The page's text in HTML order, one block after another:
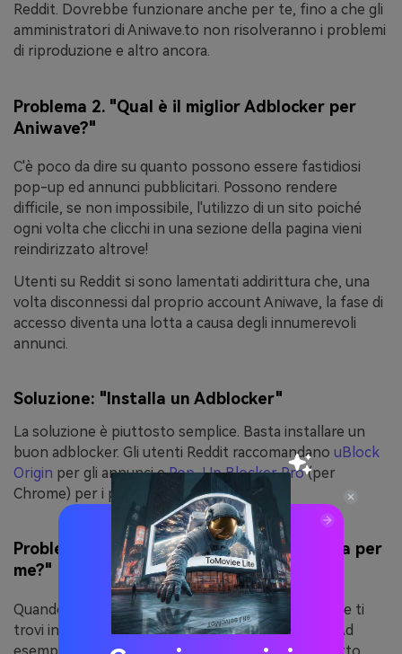
Reddit. Dovrebbe funzionare anche per te, fino a che gli
amministratori di Aniwave.to non risolveranno i problemi
di riproduzione e altro ancora.
Problema 2. "Qual è il miglior Adblocker per
Aniwave?"
C'è poco da dire su quanto possono essere fastidiosi
pop-up ed annunci pubblicitari. Possono rendere
difficile, se non impossibile, l'utilizzo di un sito poiché
ogni volta che clicchi in una sezione della pagina vieni
reindirizzato altrove!
Utenti su Reddit si sono lamentati addirittura che, una
volta disconnessi dal proprio account Aniwave, la fase di
accesso diventa una lotta a causa degli innumerevoli
annunci.
Soluzione: "Installa un Adblocker"
La soluzione è piuttosto semplice. Basta installare un
buon adblocker. Gli utenti Reddit raccomandano uBlock
Origin per gli annunci ePop-Up Blocker Pro(per
Chrome) per i pop-up.
Problema 3. "Perché Aniwave non funziona per
me?"
Quando vedi questa domanda, di solito significa che ti
trovi in un luogo dove Aniwave non funziona più. Ad
esempio, l'Arabia Saudita l'ha bloccato. Anche l'Egitto